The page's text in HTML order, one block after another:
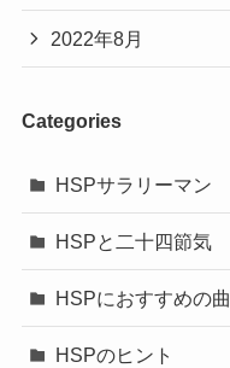
2022年8月
Categories
HSPサラリーマン
HSPと二十四節気
HSPにおすすめの曲
HSPのヒント